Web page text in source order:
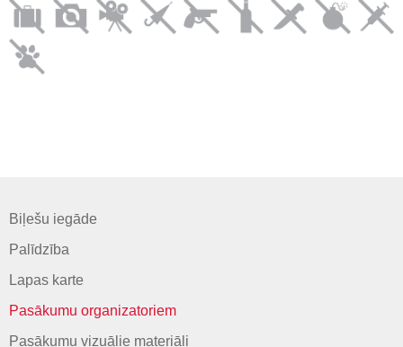
Biļešu iegāde
Palīdzība
Lapas karte
Pasākumu organizatoriem
Pasākumu vizuālie materiāli